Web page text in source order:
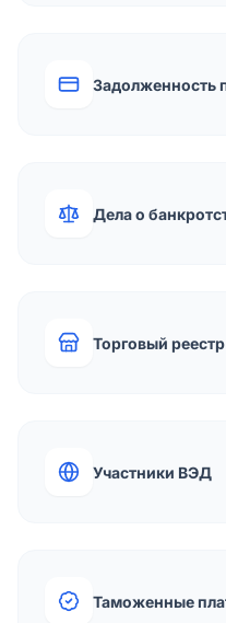
Задолженность
Дела о
Торговый реестр
Участники ВЭД
Таможенные